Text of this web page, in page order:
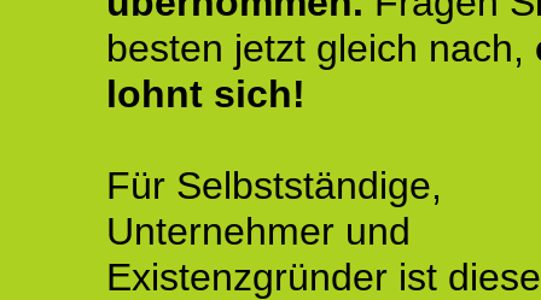
besten jetzt gleich nach,
lohnt sich!
Für Selbstständige,
Unternehmer und
Existenzgründer ist diese